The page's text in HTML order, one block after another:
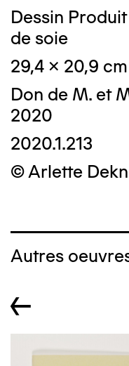
Dessin
de soie
29,4 x 20,9 cm
Don de M. et
2020
2020.1.213
© Arlette
Autres
←